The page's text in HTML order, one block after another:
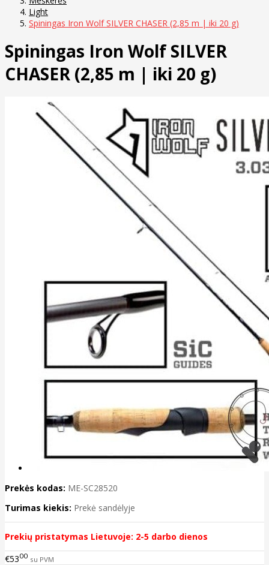
Light
Spiningas Iron Wolf SILVER CHASER (2,85 m | iki 20 g)
Spiningas Iron Wolf SILVER
CHASER (2,85 m | iki 20 g)
Prekės kodas: ME-SC28520
Turimas kiekis: Prekė sandėlyje
Prekių pristatymas Lietuvoje: 2-5 darbo dienos
€5300 su PVM